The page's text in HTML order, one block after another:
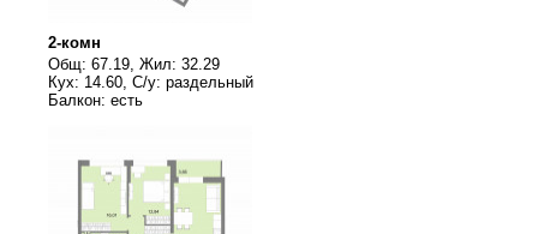
2-комн
Общ: 67.19, Жил: 32.29
Кух: 14.60, С/у: раздельный
Балкон: есть